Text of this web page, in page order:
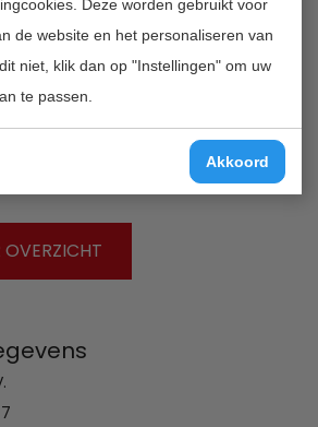
Deze worden gebruikt voor
de website en het personaliseren van
niet, klik dan op "Instellingen" om uw
te passen.
Akkoord
een van de medewerkers van
Kijk voor meer informatie bij de